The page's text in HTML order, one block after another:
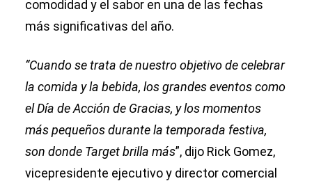
comodidad y el sabor en una de las fechas
más significativas del año.
“Cuando se trata de nuestro objetivo de celebrar
la comida y la bebida, los grandes eventos como
el Día de Acción de Gracias, y los momentos
más pequeños durante la temporada festiva,
son donde Target brilla más”, dijo Rick Gomez,
vicepresidente ejecutivo y director comercial